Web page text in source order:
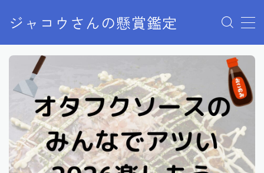
ジャコウさんの懸賞鑑定
MENU
クローズドキャンペーン
ディズニー懸賞
ユニバ懸賞